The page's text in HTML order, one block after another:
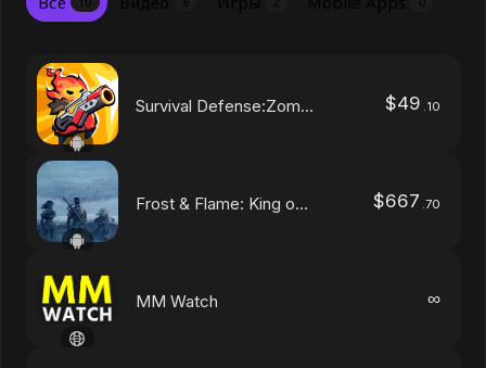
Survival Defense:Zombie $49 .10
Frost & Flame: King of Avalon $667 .70
MM Watch ∞